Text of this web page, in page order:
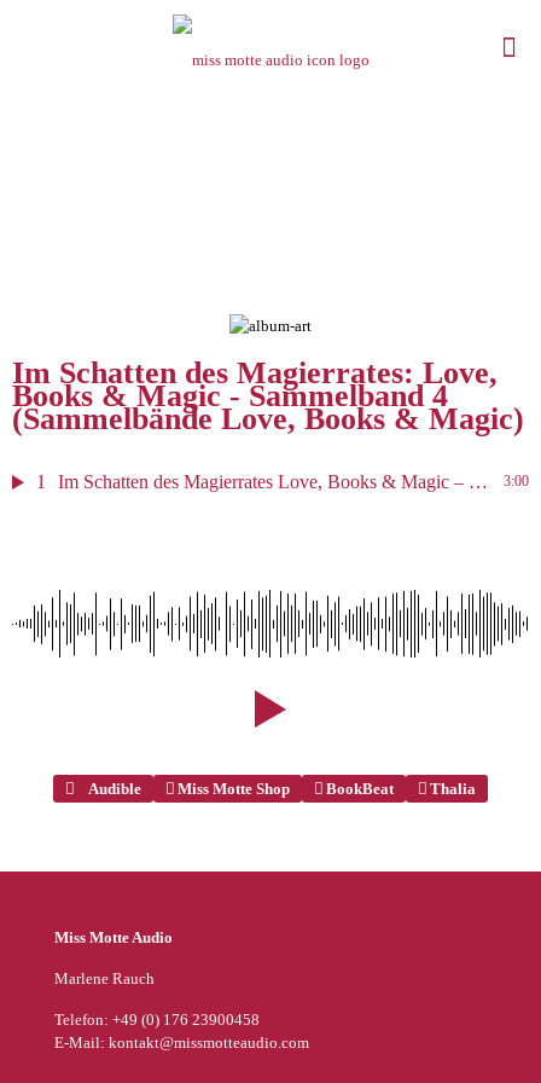
Im Schatten des Magierrates: Love,
Books & Magic - Sammelband 4
(Sammelbände Love, Books & Magic)
1 Im Schatten des Magierrates Love, Books & Magic – Sammelband 4 (Sammelbände Love, Books & Magic) 3:00
Audible Miss Motte Shop BookBeat Thalia
Miss Motte Audio
Marlene Rauch
Telefon: +49 (0) 176 23900458
E-Mail: kontakt@missmotteaudio.com